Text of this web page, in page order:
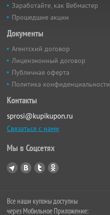
Заработайте, как Вебмастер
Прошедшие акции
Документы
Агентский договор
Лицензионный договор
Публичная оферта
Политика конфиденциальности
Контакты
sprosi@kupikupon.ru
Связаться с нами
Мы в Соцсетях
Все наши купоны доступны
через Мобильное Приложение: